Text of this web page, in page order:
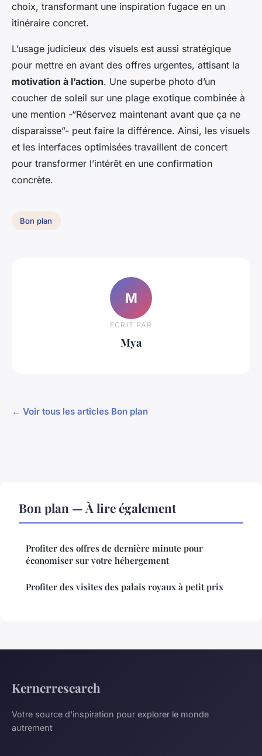
choix, transformant une inspiration fugace en un
itinéraire concret.
L’usage judicieux des visuels est aussi stratégique
pour mettre en avant des offres urgentes, attisant la
motivation à l’action. Une superbe photo d’un
coucher de soleil sur une plage exotique combinée à
une mention -“Réservez maintenant avant que ça ne
disparaisse”- peut faire la différence. Ainsi, les visuels
et les interfaces optimisées travaillent de concert
pour transformer l’intérêt en une confirmation
concrète.
Bon plan
M
ECRIT PAR
Mya
← Voir tous les articles Bon plan
Bon plan — À lire également
Profiter des offres de dernière minute pour
économiser sur votre hébergement
Profiter des visites des palais royaux à petit prix
Kernerresearch
Votre source d'inspiration pour explorer le monde
autrement